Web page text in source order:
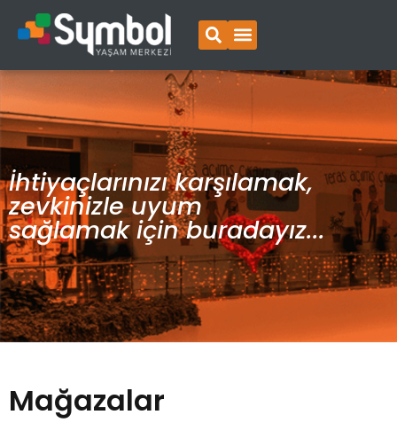
İhtiyaçlarınızı karşılamak,
zevkinizle uyum
sağlamak için buradayız...
Mağazalar